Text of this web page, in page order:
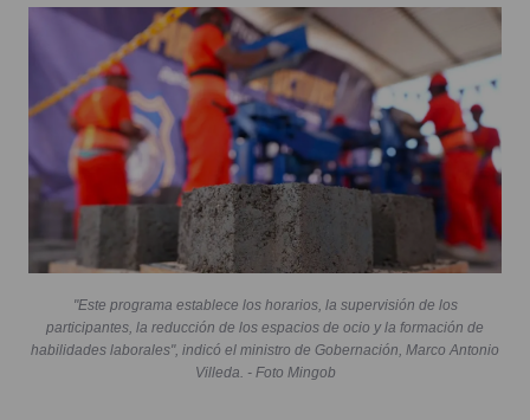
"Este programa establece los horarios, la supervisión de los
participantes, la reducción de los espacios de ocio y la formación de
habilidades laborales", indicó el ministro de Gobernación, Marco Antonio
Villeda. - Foto Mingob